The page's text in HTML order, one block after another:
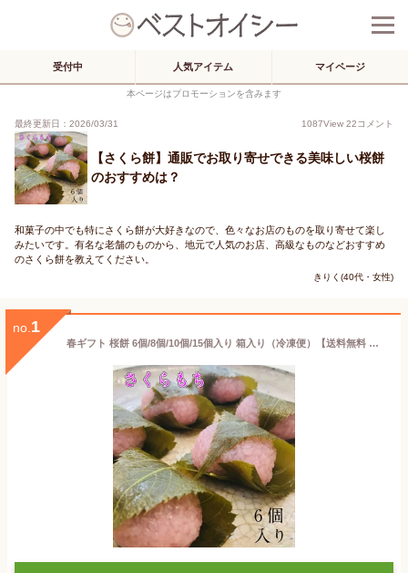
受付中 人気アイテム マイページ
本ページはプロモーションを含みます
最終更新日：2026/03/31 1087View 22コメント
【さくら餅】通販でお取り寄せできる美味しい桜餅
のおすすめは？
和菓子の中でも特にさくら餅が大好きなので、色々なお店のものを取り寄せて楽し
みたいです。有名な老舗のものから、地元で人気のお店、高級なものなどおすすめ
のさくら餅を教えてください。
きりく(40代・女性)
no. 1
春ギフト 桜餅 6個/8個/10個/15個入り 箱入り（冷凍便）【送料無料 ギフト 誕生日 お祝い 御礼 ホワイトデー 入学 入園 お返し 母の日 お花見 スイーツ 春の和菓子 期間限定 こしあん さくらもち 桜餅 道明寺 関西風 春スイーツ プレゼント 高級 お取り寄せ 和菓子】